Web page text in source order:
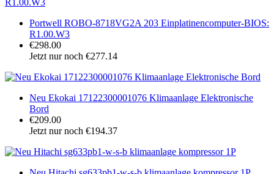
Portwell ROBO-8718VG2A 203 Einplatinencomputer-BIOS:
R1.00.W3
€298.00
Jetzt nur noch €277.14
Neu Ekokai 17122300001076 Klimaanlage Elektronische
Bord
€209.00
Jetzt nur noch €194.37